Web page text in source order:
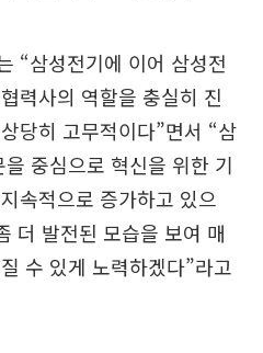
“삼성전기에 이어 삼성전
력사의 역할을 충실히 진
당히 고무적이다”면서 “삼
중심으로 혁신을 위한 기
속적으로 증가하고 있으
더 발전된 모습을 보여 매
수 있게 노력하겠다”라고